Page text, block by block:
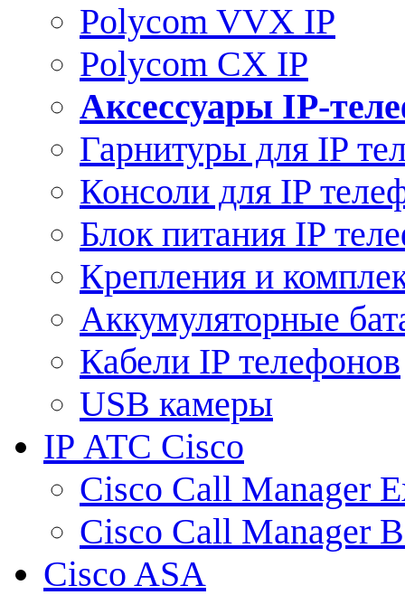
Polycom VVX IP
Polycom CX IP
Аксессуары IP-
Гарнитуры для IP
Консоли для IP
Блок питания IP
Крепления и
Аккумуляторные
Кабели IP телефонов
USB камеры
IP АТС Cisco
Cisco Call Manager
Cisco Call Manager
Cisco ASA